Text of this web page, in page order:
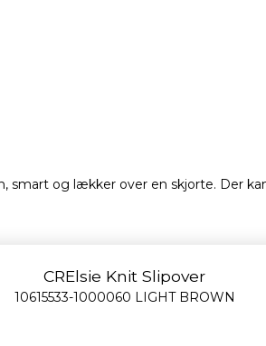
smart og lækker over en skjorte. Der
CRElsie Knit Slipover
10615533-1000060 LIGHT BROWN